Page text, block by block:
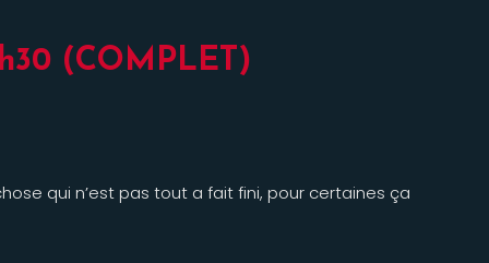
(COMPLET)
qui n’est pas tout a fait fini, pour certaines ça